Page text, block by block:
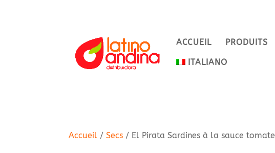
ACCUEIL PRODUITS
ITALIANO
Accueil /Secs / El Pirata Sardines à la sauce tomate